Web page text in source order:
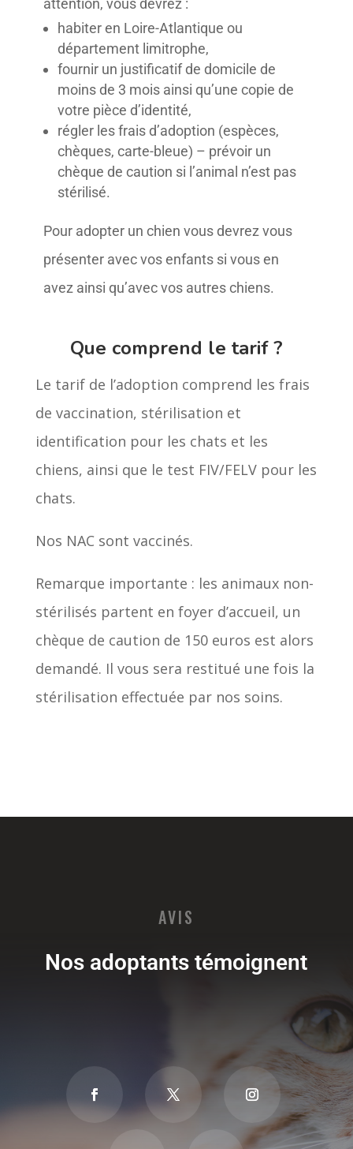
attention, vous devrez :
habiter en Loire-Atlantique ou
département limitrophe,
fournir un justificatif de domicile de
moins de 3 mois ainsi qu’une copie de
votre pièce d’identité,
régler les frais d’adoption (espèces,
chèques, carte-bleue) – prévoir un
chèque de caution si l’animal n’est pas
stérilisé.
Pour adopter un chien vous devrez vous
présenter avec vos enfants si vous en
avez ainsi qu’avec vos autres chiens.
Que comprend le tarif ?
Le tarif de l’adoption comprend les frais
de vaccination, stérilisation et
identification pour les chats et les
chiens, ainsi que le test FIV/FELV pour les
chats.
Nos NAC sont vaccinés.
Remarque importante : les animaux non-
stérilisés partent en foyer d’accueil, un
chèque de caution de 150 euros est alors
demandé. Il vous sera restitué une fois la
stérilisation effectuée par nos soins.
AVIS
Nos adoptants témoignent